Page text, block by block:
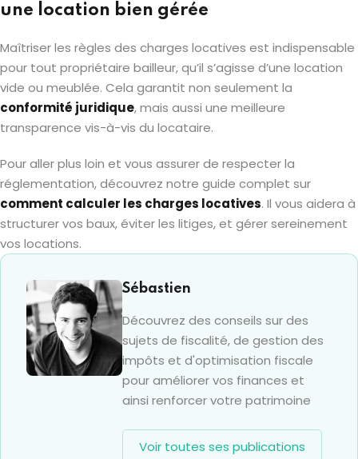
une location bien gérée
Maîtriser les règles des charges locatives est indispensable
pour tout propriétaire bailleur, qu’il s’agisse d’une location
vide ou meublée. Cela garantit non seulement la
conformité juridique, mais aussi une meilleure
transparence vis-à-vis du locataire.
Pour aller plus loin et vous assurer de respecter la
réglementation, découvrez notre guide complet sur
comment calculer les charges locatives. Il vous aidera à
structurer vos baux, éviter les litiges, et gérer sereinement
vos locations.
Sébastien
Découvrez des conseils sur des
sujets de fiscalité, de gestion des
impôts et d'optimisation fiscale
pour améliorer vos finances et
ainsi renforcer votre patrimoine
Voir toutes ses publications